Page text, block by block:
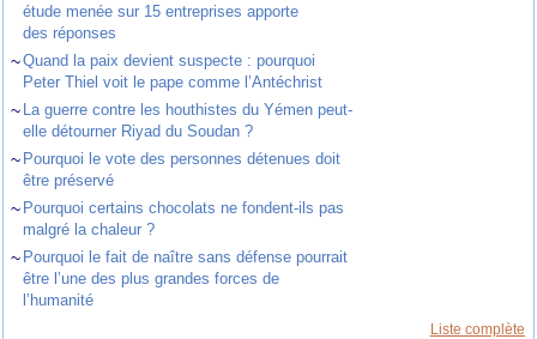
étude menée sur 15 entreprises apporte
des réponses
~Quand la paix devient suspecte : pourquoi
Peter Thiel voit le pape comme l’Antéchrist
~ La guerre contre les houthistes du Yémen peut-
elle détourner Riyad du Soudan ?
~ Pourquoi le vote des personnes détenues doit
être préservé
~ Pourquoi certains chocolats ne fondent-ils pas
malgré la chaleur ?
~ Pourquoi le fait de naître sans défense pourrait
être l’une des plus grandes forces de
l’humanité
Liste complète